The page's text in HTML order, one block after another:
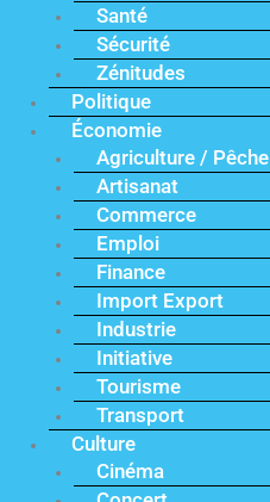
Santé
Sécurité
Zénitudes
Politique
Économie
Agriculture / Pêche
Artisanat
Commerce
Emploi
Finance
Import Export
Industrie
Initiative
Tourisme
Transport
Culture
Cinéma